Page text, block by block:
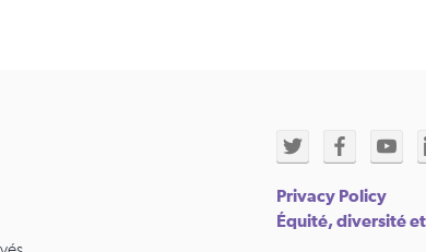
Privacy Policy
Équité, diversité